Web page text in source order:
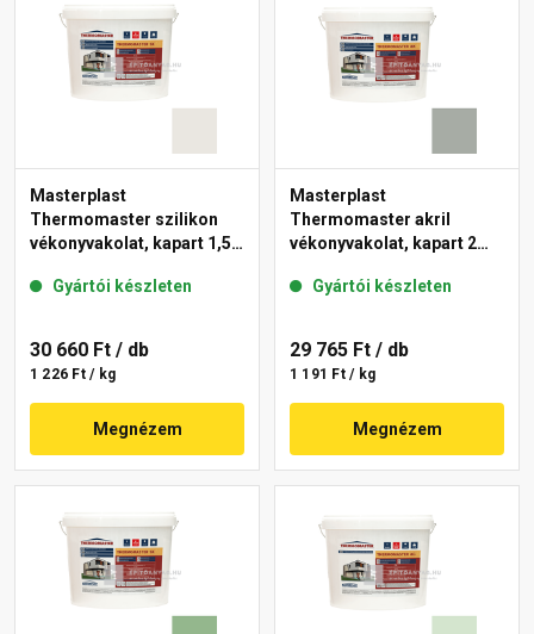
Masterplast
Thermomaster szilikon
vékonyvakolat, kapart 1,5
Gyártói készleten
30 660 Ft / db
1 226 Ft / kg
Megnézem
Masterplast
Thermomaster akril
vékonyvakolat, kapart 2
Gyártói készleten
29 765 Ft / db
1 191 Ft / kg
Megnézem